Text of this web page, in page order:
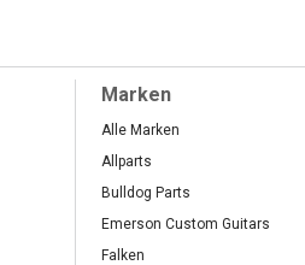
Marken
Alle Marken
Allparts
Bulldog Parts
Emerson Custom Guitars
Falken